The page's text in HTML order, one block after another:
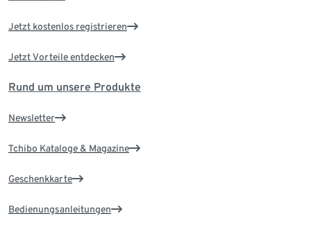
Jetzt kostenlos registrieren
Jetzt Vorteile entdecken
Rund um unsere Produkte
Newsletter
Tchibo Kataloge & Magazine
Geschenkkarte
Bedienungsanleitungen